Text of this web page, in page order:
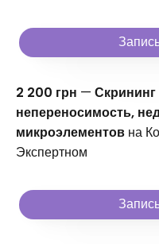
2 200 грн —
непереносимость,
микроэлементов на
Экспертном